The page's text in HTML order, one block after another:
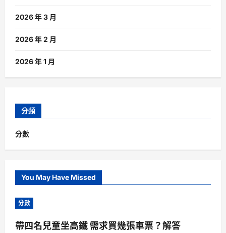
2026 年 3 月
2026 年 2 月
2026 年 1 月
分類
分數
You May Have Missed
分數
帶四名兒童坐高鐵 需求買幾張車票？解答